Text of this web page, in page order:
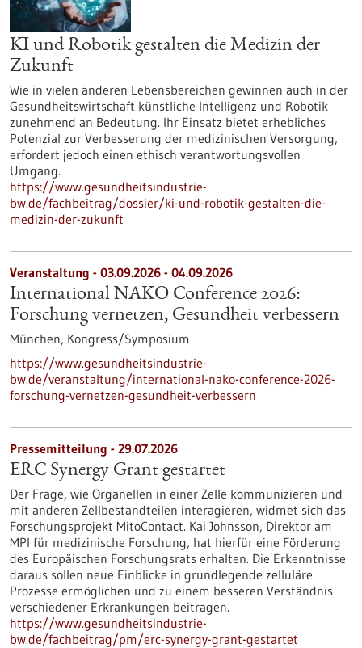
KI und Robotik gestalten die Medizin der
Zukunft
Wie in vielen anderen Lebensbereichen gewinnen auch in der
Gesundheitswirtschaft künstliche Intelligenz und Robotik
zunehmend an Bedeutung. Ihr Einsatz bietet erhebliches
Potenzial zur Verbesserung der medizinischen Versorgung,
erfordert jedoch einen ethisch verantwortungsvollen
Umgang.
https://www.gesundheitsindustrie-
bw.de/fachbeitrag/dossier/ki-und-robotik-gestalten-die-
medizin-der-zukunft
Veranstaltung - 03.09.2026 - 04.09.2026
International NAKO Conference 2026:
Forschung vernetzen, Gesundheit verbessern
München, Kongress/Symposium
https://www.gesundheitsindustrie-
bw.de/veranstaltung/international-nako-conference-2026-
forschung-vernetzen-gesundheit-verbessern
Pressemitteilung - 29.07.2026
ERC Synergy Grant gestartet
Der Frage, wie Organellen in einer Zelle kommunizieren und
mit anderen Zellbestandteilen interagieren, widmet sich das
Forschungsprojekt MitoContact. Kai Johnsson, Direktor am
MPI für medizinische Forschung, hat hierfür eine Förderung
des Europäischen Forschungsrats erhalten. Die Erkenntnisse
daraus sollen neue Einblicke in grundlegende zelluläre
Prozesse ermöglichen und zu einem besseren Verständnis
verschiedener Erkrankungen beitragen.
https://www.gesundheitsindustrie-
bw.de/fachbeitrag/pm/erc-synergy-grant-gestartet